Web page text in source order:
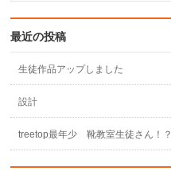
最近の投稿
生徒作品アップしました
設計
treetop最年少 靴教室生徒さん！？